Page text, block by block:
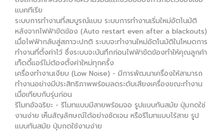
แบคทีเรีย
ระบบการทำงานที่สมบูรณ์แบบ ระบบการทำงานเริ่มใหม่อัตโนมัติ
หลังจากไฟฟ้าขัดข้อง (Auto restart even after a blackouts)
เมื่อไฟฟ้ากลับสู่สภาวะปกติ ระบบจะทำงานใหม่อัตโนมัติในโหมดการ
ทำงานที่ตั้งค่าไว้ ซึ่งระบบจะบันทึกก่อนไฟฟ้าขัดข้องทำให้คุณลูกค้า
เท็ดดี้แอร์ไม่ต้องตั้งค่าใหม่ทุกครั้ง
เครื่องทำงานเงียบ (Low Noise) - มีการพัฒนาเครื่องให้สามารถ
ทำงานอย่างมีประสิทธิภาพพร้อมลดระดับเสียงเครื่องขณะทำงาน
เมื่อเทียบกับรุ่นก่อน
รีโมทอัจฉริยะ - รีโมทแบบมีสายพร้อมจอ รูปแบบทันสมัย ปุ่มกดใช่
งานง่าย เห็นสัญลักษณ์ได้อย่างชัดเจน หรือรีโมทแบบไร้สาย รูป
แบบทันสมัย ปุ่มกดใช้งานง่าย